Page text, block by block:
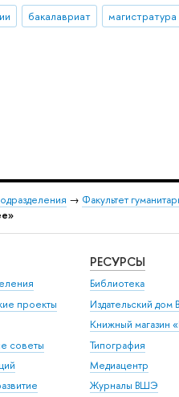
бакалавриат магистратура
→ Факультет
проекты
советы
РЕСУРСЫ
Библиотека
Издательский
Книжный магазин
Типография
Медиацентр
Журналы ВШЭ